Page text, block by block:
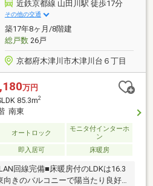
近鉄京都線 山田川駅 徒歩17分
その他の交通
築17年8ヶ月/8階建
総戸数26戸
京都府木津川市木津川台６丁目
万円
85.3m2
南東
オートロック
モニタ付インターホ
ン
即入居可 床暖房
回線完備■床暖房付のLDKは16.3
向きのバルコニーで陽当たり良好■